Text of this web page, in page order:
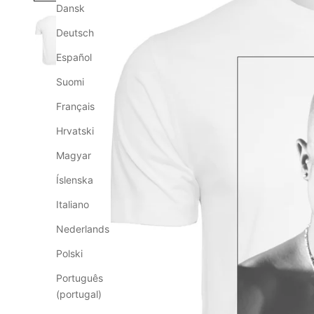
Dansk
Deutsch
Español
Suomi
Français
Hrvatski
Magyar
Íslenska
Italiano
Nederlands
Polski
Português
(portugal)